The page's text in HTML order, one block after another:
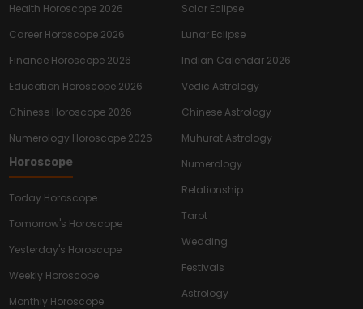
Health Horoscope 2026
Career Horoscope 2026
Finance Horoscope 2026
Education Horoscope 2026
Chinese Horoscope 2026
Numerology Horoscope 2026
Horoscope
Today Horoscope
Tomorrow's Horoscope
Yesterday's Horoscope
Weekly Horoscope
Monthly Horoscope
Solar Eclipse
Lunar Eclipse
Indian Calendar 2026
Vedic Astrology
Chinese Astrology
Muhurat Astrology
Numerology
Relationship
Tarot
Wedding
Festivals
Astrology